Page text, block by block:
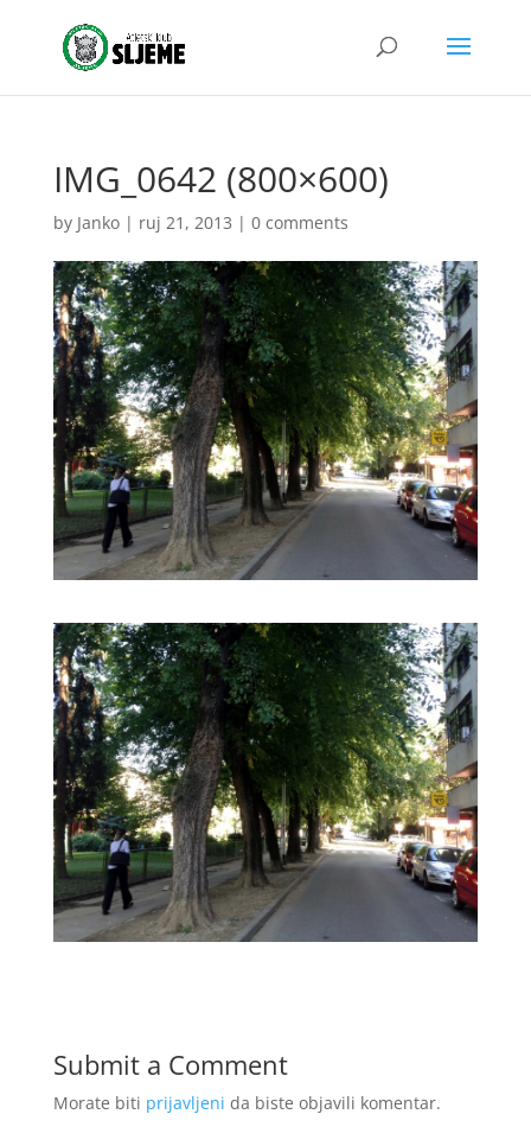
IMG_0642 (800×600)
by Janko| ruj 21, 2013 | 0 comments
Submit a Comment
Morate biti prijavljeni da biste objavili komentar.